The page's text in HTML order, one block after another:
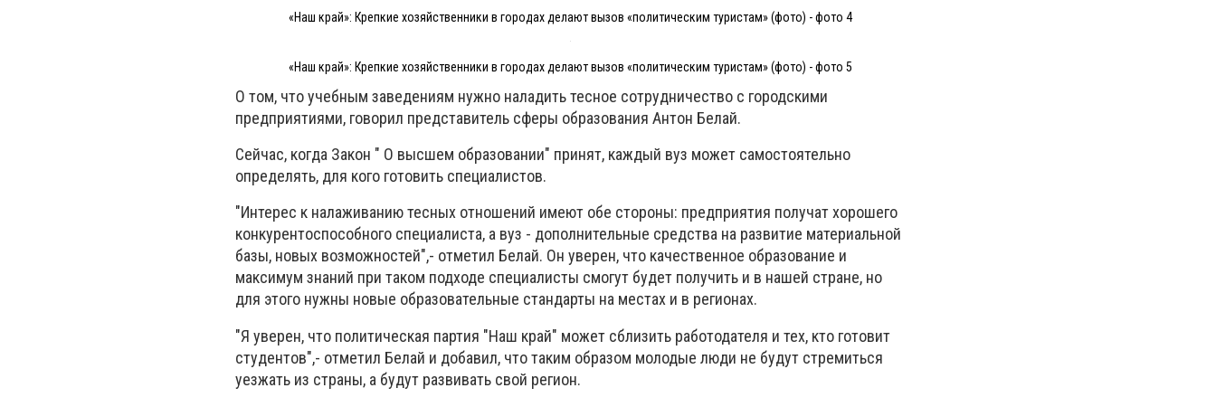
«Наш край»: Крепкие хозяйственники в городах делают вызов «политическим туристам» (фото) - фото 4
«Наш край»: Крепкие хозяйственники в городах делают вызов «политическим туристам» (фото) - фото 5
О том, что учебным заведениям нужно наладить тесное сотрудничество с городскими
предприятиями, говорил представитель сферы образования Антон Белай.
Сейчас, когда Закон " О высшем образовании" принят, каждый вуз может самостоятельно
определять, для кого готовить специалистов.
"Интерес к налаживанию тесных отношений имеют обе стороны: предприятия получат хорошего
конкурентоспособного специалиста, а вуз - дополнительные средства на развитие материальной
базы, новых возможностей",- отметил Белай. Он уверен, что качественное образование и
максимум знаний при таком подходе специалисты смогут будет получить и в нашей стране, но
для этого нужны новые образовательные стандарты на местах и в регионах.
"Я уверен, что политическая партия "Наш край" может сблизить работодателя и тех, кто готовит
студентов",- отметил Белай и добавил, что таким образом молодые люди не будут стремиться
уезжать из страны, а будут развивать свой регион.